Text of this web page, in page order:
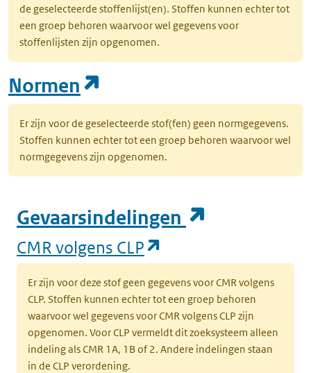
de geselecteerde stoffenlijst(en). Stoffen kunnen echter tot
een groep behoren waarvoor wel gegevens voor
stoffenlijsten zijn opgenomen.
Normen
Er zijn voor de geselecteerde stof(fen) geen normgegevens.
Stoffen kunnen echter tot een groep behoren waarvoor wel
normgegevens zijn opgenomen.
Gevaarsindelingen
CMR volgens CLP
Er zijn voor deze stof geen gegevens voor CMR volgens
CLP. Stoffen kunnen echter tot een groep behoren
waarvoor wel gegevens voor CMR volgens CLP zijn
opgenomen. Voor CLP vermeldt dit zoeksysteem alleen
indeling als CMR 1A, 1B of 2. Andere indelingen staan
in de CLP verordening.